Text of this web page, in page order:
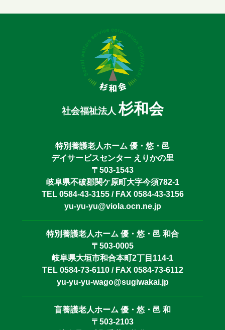
社会福祉法人杉和会
特別養護老人ホーム 優・悠・邑
デイサービスセンター えりかの里
〒503-1543
岐阜県不破郡関ケ原町大字今須782-1
TEL 0584-43-3155 / FAX 0584-43-3156
yu-yu-yu@viola.ocn.ne.jp
特別養護老人ホーム 優・悠・邑 和合
〒503-0005
岐阜県大垣市和合本町2丁目114-1
TEL 0584-73-6110 / FAX 0584-73-6112
yu-yu-yu-wago@sugiwakai.jp
盲養護老人ホーム 優・悠・邑 和
〒503-2103